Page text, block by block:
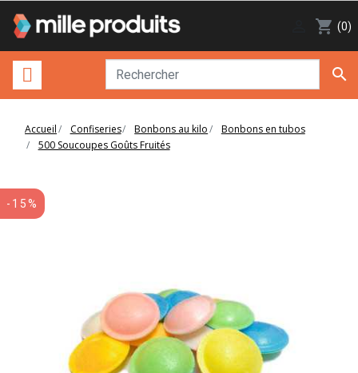
shopping_cart (0)

Accueil Confiseries Bonbons au kilo
Bonbons en tubos
500 Soucoupes Goûts Fruités
-15%